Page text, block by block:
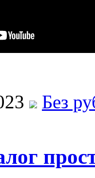
Без